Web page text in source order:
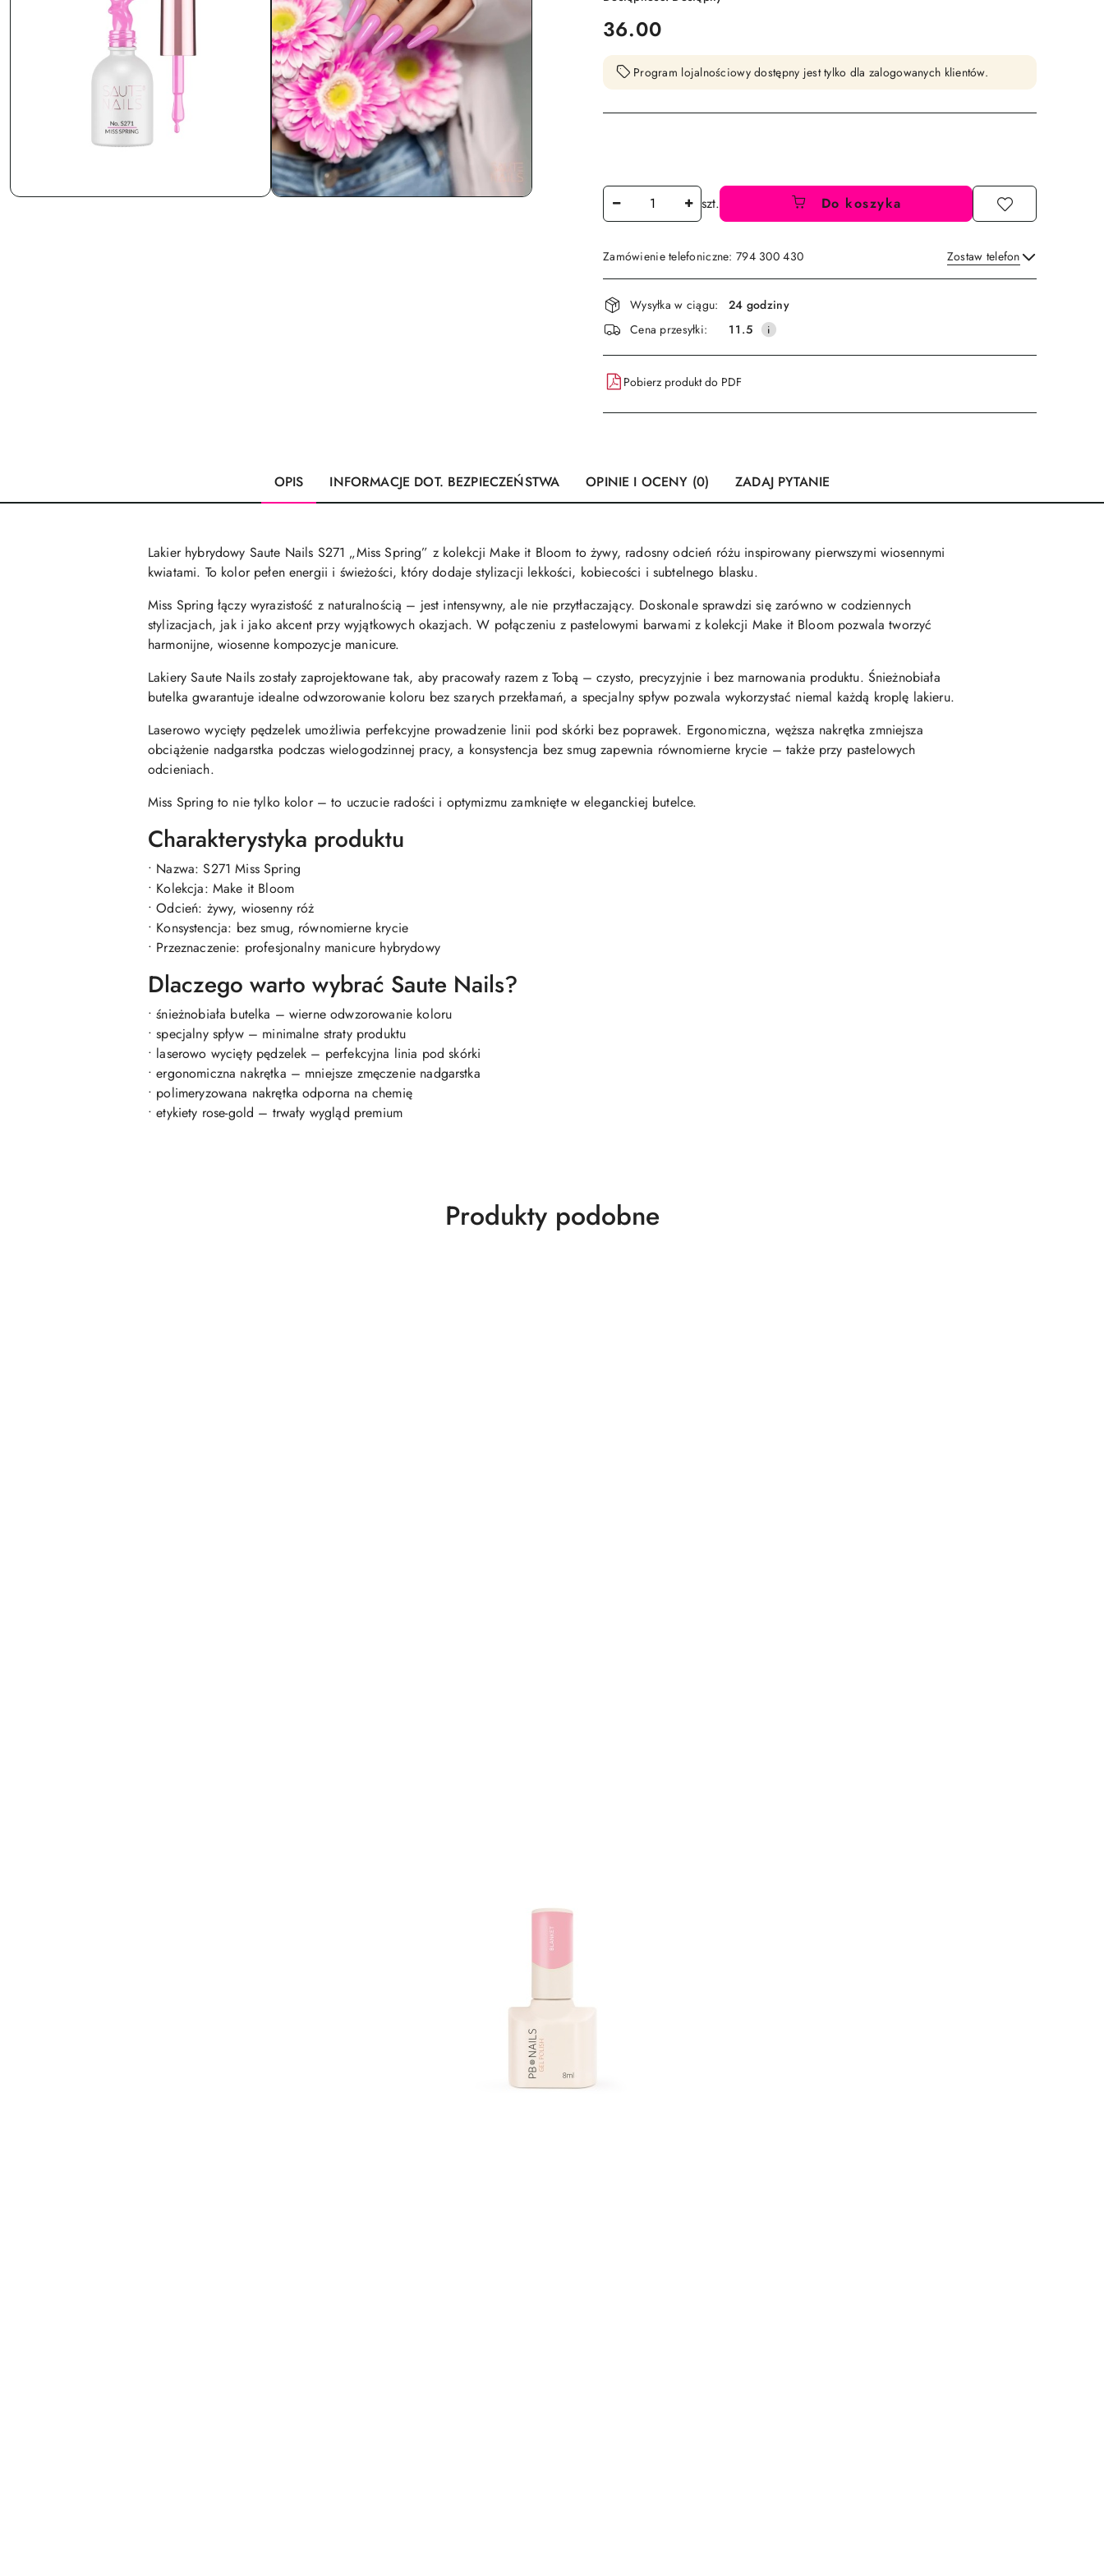
cena:
36.00
Program lojalnościowy dostępny jest tylko dla zalogowanych klientów.
Ilość szt. Do koszyka
Zamówienie telefoniczne: 794 300 430 Zostaw telefon
Wyślij
Dostępność
i
dostawa
Wysyłka w ciągu:
24 godziny
Cena przesyłki:
11.5
Pobierz produkt do PDF
OPIS INFORMACJE DOT. BEZPIECZEŃSTWA OPINIE I OCENY (0) ZADAJ PYTANIE
Lakier hybrydowy Saute Nails S271 „Miss Spring” z kolekcji Make it Bloom to żywy, radosny odcień różu inspirowany pierwszymi wiosennymi
kwiatami. To kolor pełen energii i świeżości, który dodaje stylizacji lekkości, kobiecości i subtelnego blasku.
Miss Spring łączy wyrazistość z naturalnością – jest intensywny, ale nie przytłaczający. Doskonale sprawdzi się zarówno w codziennych
stylizacjach, jak i jako akcent przy wyjątkowych okazjach. W połączeniu z pastelowymi barwami z kolekcji Make it Bloom pozwala tworzyć
harmonijne, wiosenne kompozycje manicure.
Lakiery Saute Nails zostały zaprojektowane tak, aby pracowały razem z Tobą – czysto, precyzyjnie i bez marnowania produktu. Śnieżnobiała
butelka gwarantuje idealne odwzorowanie koloru bez szarych przekłamań, a specjalny spływ pozwala wykorzystać niemal każdą kroplę lakieru.
Laserowo wycięty pędzelek umożliwia perfekcyjne prowadzenie linii pod skórki bez poprawek. Ergonomiczna, węższa nakrętka zmniejsza
obciążenie nadgarstka podczas wielogodzinnej pracy, a konsystencja bez smug zapewnia równomierne krycie – także przy pastelowych
odcieniach.
Miss Spring to nie tylko kolor – to uczucie radości i optymizmu zamknięte w eleganckiej butelce.
Charakterystyka produktu
• Nazwa: S271 Miss Spring
• Kolekcja: Make it Bloom
• Odcień: żywy, wiosenny róż
• Konsystencja: bez smug, równomierne krycie
• Przeznaczenie: profesjonalny manicure hybrydowy
Dlaczego warto wybrać Saute Nails?
• śnieżnobiała butelka – wierne odwzorowanie koloru
• specjalny spływ – minimalne straty produktu
• laserowo wycięty pędzelek – perfekcyjna linia pod skórki
• ergonomiczna nakrętka – mniejsze zmęczenie nadgarstka
• polimeryzowana nakrętka odporna na chemię
• etykiety rose-gold – trwały wygląd premium
Produkty
Produkty podobne